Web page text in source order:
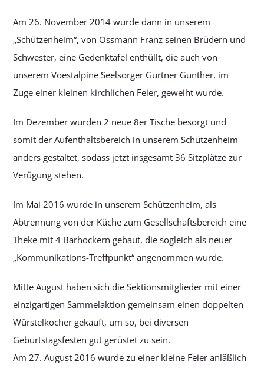
Am 26. November 2014 wurde dann in unserem
„Schützenheim“, von Ossmann Franz seinen Brüdern und
Schwester, eine Gedenktafel enthüllt, die auch von
unserem Voestalpine Seelsorger Gurtner Gunther, im
Zuge einer kleinen kirchlichen Feier, geweiht wurde.
Im Dezember wurden 2 neue 8er Tische besorgt und
somit der Aufenthaltsbereich in unserem Schützenheim
anders gestaltet, sodass jetzt insgesamt 36 Sitzplätze zur
Verügung stehen.
Im Mai 2016 wurde in unserem Schützenheim, als
Abtrennung von der Küche zum Gesellschaftsbereich eine
Theke mit 4 Barhockern gebaut, die sogleich als neuer
„Kommunikations-Treffpunkt“ angenommen wurde.
Mitte August haben sich die Sektionsmitglieder mit einer
einzigartigen Sammelaktion gemeinsam einen doppelten
Würstelkocher gekauft, um so, bei diversen
Geburtstagsfesten gut gerüstet zu sein.
Am 27. August 2016 wurde zu einer kleine Feier anläßlich